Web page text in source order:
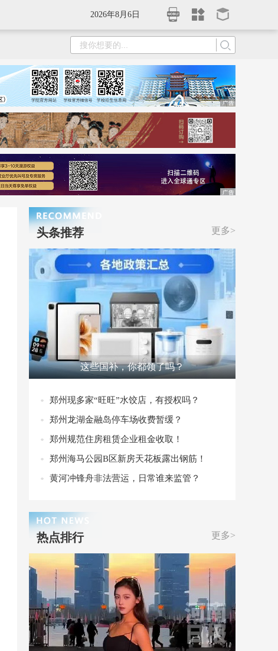
2026年8月6日
更多>
头条推荐
这些国补，你都领了吗？
郑州现多家“旺旺”水饺店，有授权吗？
郑州龙湖金融岛停车场收费暂缓？
郑州规范住房租赁企业租金收取！
郑州海马公园B区新房天花板露出钢筋！
黄河冲锋舟非法营运，日常谁来监管？
更多>
热点排行